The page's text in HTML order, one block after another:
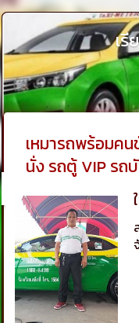
เรี
เหมารถพร้อมคน
นั่ง รถตู้ VIP รถ